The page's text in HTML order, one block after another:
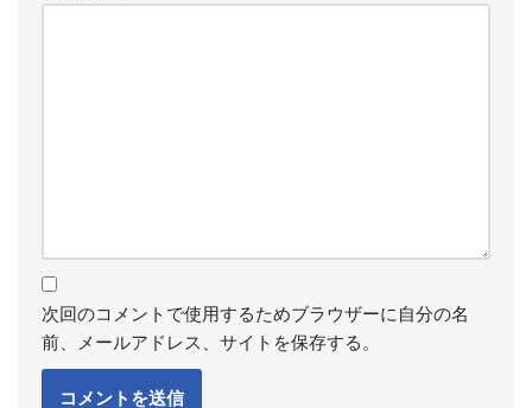
次回のコメントで使用するためブラウザーに自分の名
前、メールアドレス、サイトを保存する。